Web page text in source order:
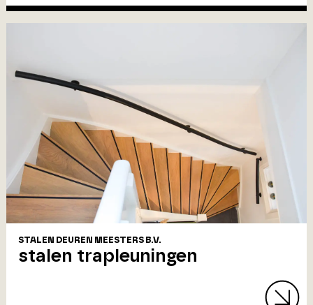
STALEN DEUREN MEESTERS B.V.
stalen trapleuningen